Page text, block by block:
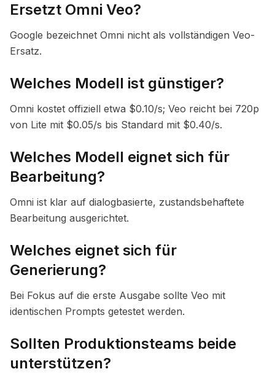
Ersetzt Omni Veo?
Google bezeichnet Omni nicht als vollständigen Veo-
Ersatz.
Welches Modell ist günstiger?
Omni kostet offiziell etwa $0.10/s; Veo reicht bei 720p
von Lite mit $0.05/s bis Standard mit $0.40/s.
Welches Modell eignet sich für
Bearbeitung?
Omni ist klar auf dialogbasierte, zustandsbehaftete
Bearbeitung ausgerichtet.
Welches eignet sich für
Generierung?
Bei Fokus auf die erste Ausgabe sollte Veo mit
identischen Prompts getestet werden.
Sollten Produktionsteams beide
unterstützen?